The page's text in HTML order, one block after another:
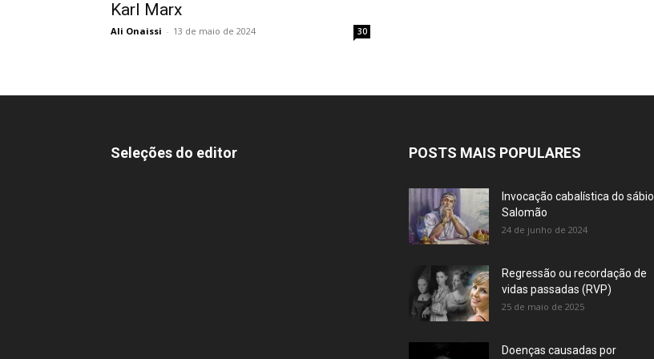
Karl Marx
Ali Onaissi - 13 de maio de 2024 30
Seleções do editor POSTS MAIS POPULARES
Invocação cabalística do sábio
Salomão
24 de junho de 2024
Regressão ou recordação de
vidas passadas (RVP)
25 de maio de 2025
Doenças causadas por